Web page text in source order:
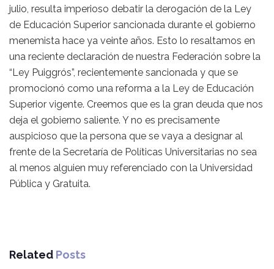
julio, resulta imperioso debatir la derogación de la Ley
de Educación Superior sancionada durante el gobierno
menemista hace ya veinte años. Esto lo resaltamos en
una reciente declaración de nuestra Federación sobre la
“Ley Puiggrós”, recientemente sancionada y que se
promocionó como una reforma a la Ley de Educación
Superior vigente. Creemos que es la gran deuda que nos
deja el gobierno saliente. Y no es precisamente
auspicioso que la persona que se vaya a designar al
frente de la Secretaría de Políticas Universitarias no sea
al menos alguien muy referenciado con la Universidad
Pública y Gratuita.
Related Posts